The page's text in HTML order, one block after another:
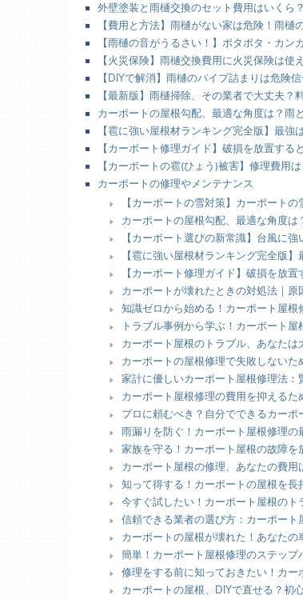
外壁塗装と雨樋交換のセット費用はいくら
【費用と方法】雨樋がない家は危険！雨
【雨樋の音がうるさい！】ポタポタ・カ
【火災保険】雨樋交換費用に火災保険は
【DIYで解消】雨樋のパイプ詰まりは危険
【最新版】雨樋掃除、その業者で大丈夫
カーポートの屋根勾配、最適な角度は？雨
【雹に強い屋根材ランキング完全版】最
【カーポート修理ガイド】破損を放置す
【カーポートの雹(ひょう)被害】修理費用
カーポートの修理やメンテナンス
【カーポートの雪対策】カーポート
カーポートの屋根勾配、最適な角度
【カーポート選びの新常識】台風に
【雹に強い屋根材ランキング完全版
【カーポート修理ガイド】破損を放
カーポートが壊れたときの対処法｜
知識ゼロから始める！カーポート屋根
トラブル事例から学ぶ！カーポート
カーポート屋根のトラブル、あなたは
カーポートの屋根修理で失敗しないた
家計に優しいカーポート屋根修理法：
カーポート屋根修理の費用を抑えるた
プロに頼むべき？自分でできるカーポ
雨漏りを防ぐ！カーポート屋根修理の
家族を守る！カーポート屋根の故障を
カーポート屋根の修理、あなたの費
知って得する！カーポートの屋根を長
今すぐ試したい！カーポート屋根のト
信頼できる業者の選び方：カーポート
カーポートの屋根が壊れた！あなた
簡単！カーポート屋根修理のステップ
修理をする前に知っておきたい！カー
カーポートの屋根、DIYで直せる？初